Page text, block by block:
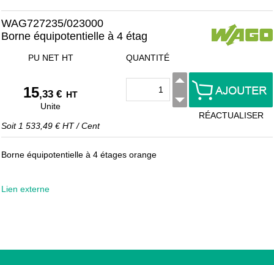
WAG727235/023000
Borne équipotentielle à 4 étag
PU NET HT
15,33 € HT
Unite
Soit 1 533,49 € HT/Cent
QUANTITÉ
RÉACTUALISER
Borne équipotentielle à 4 étages orange
Lien externe